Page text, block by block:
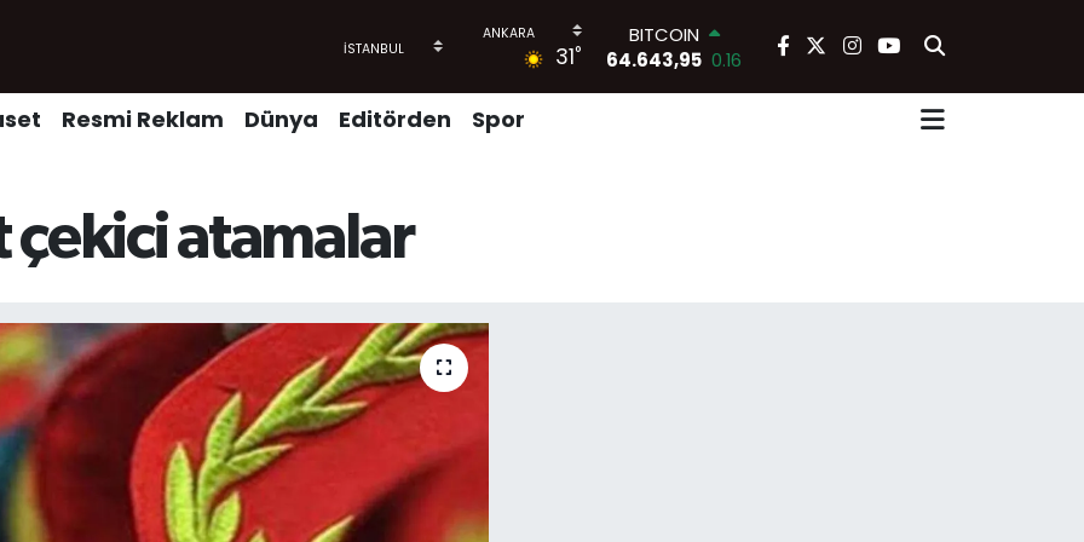
31°
BITCOIN
64.643,95 0.16
Resmi Reklam Dünya Editörden Spor
çekici atamalar